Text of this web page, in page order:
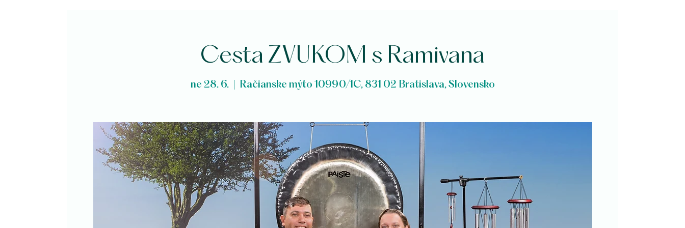
Cesta ZVUKOM s Ramivana
ne 28. 6.
  |
Račianske mýto 10990/1C, 831 02 Bratislava, Slovensko